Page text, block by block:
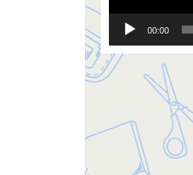
00:00